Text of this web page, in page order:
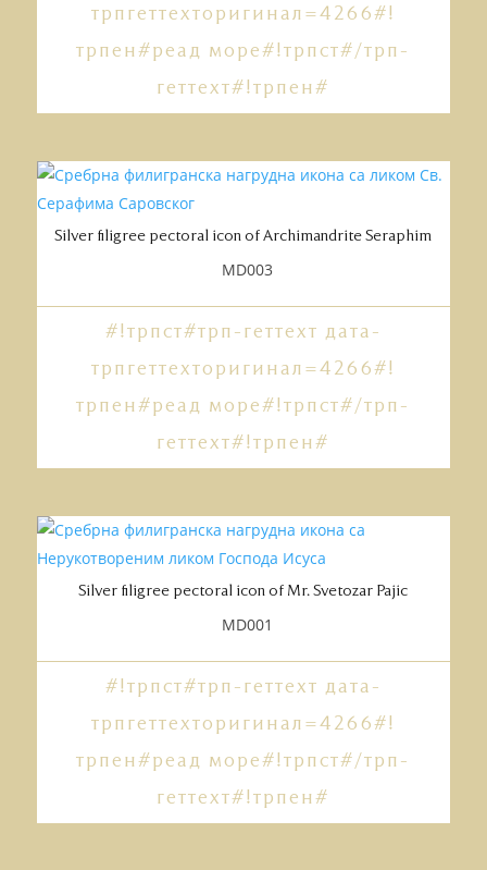
трпгеттеxторигинал=4266#!
трпен#реад море#!трпст#/трп-
геттеxт#!трпен#
Silver filigree pectoral icon of Archimandrite Seraphim
MD003
#!трпст#трп-геттеxт дата-
трпгеттеxторигинал=4266#!
трпен#реад море#!трпст#/трп-
геттеxт#!трпен#
Silver filigree pectoral icon of Mr. Svetozar Pajic
MD001
#!трпст#трп-геттеxт дата-
трпгеттеxторигинал=4266#!
трпен#реад море#!трпст#/трп-
геттеxт#!трпен#